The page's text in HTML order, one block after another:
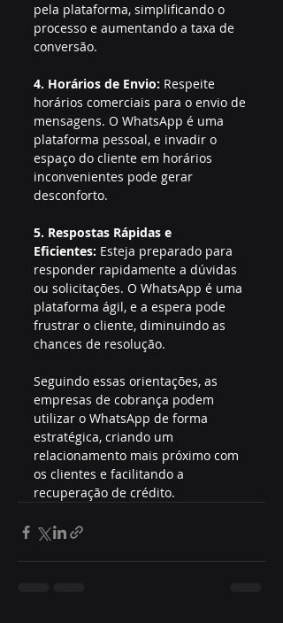
pela plataforma, simplificando o
processo e aumentando a taxa de
conversão.
4. Horários de Envio: Respeite
horários comerciais para o envio de
mensagens. O WhatsApp é uma
plataforma pessoal, e invadir o
espaço do cliente em horários
inconvenientes pode gerar
desconforto.
5. Respostas Rápidas e
Eficientes: Esteja preparado para
responder rapidamente a dúvidas
ou solicitações. O WhatsApp é uma
plataforma ágil, e a espera pode
frustrar o cliente, diminuindo as
chances de resolução.
Seguindo essas orientações, as
empresas de cobrança podem
utilizar o WhatsApp de forma
estratégica, criando um
relacionamento mais próximo com
os clientes e facilitando a
recuperação de crédito.